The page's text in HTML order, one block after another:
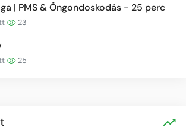
| PMS & Öngondoskodás - 25 perc
23
25